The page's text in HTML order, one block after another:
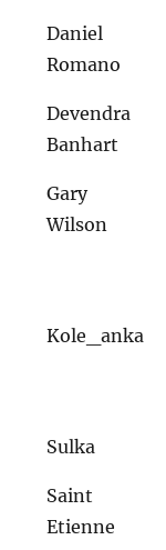
Daniel
Romano
Devendra
Banhart
Gary
Wilson
Kole_anka
Sulka
Saint
Etienne